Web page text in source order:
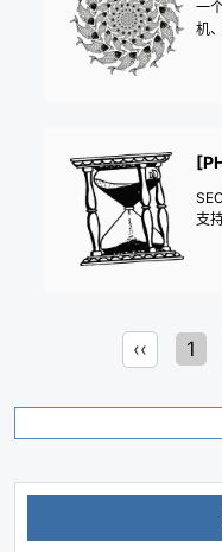
一
机
支
‹‹ 1